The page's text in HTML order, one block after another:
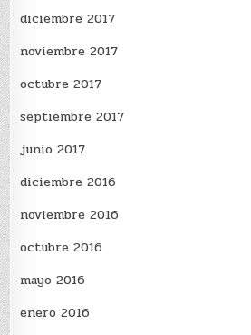
diciembre 2017
noviembre 2017
octubre 2017
septiembre 2017
junio 2017
diciembre 2016
noviembre 2016
octubre 2016
mayo 2016
enero 2016